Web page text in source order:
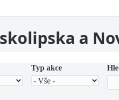
a
Typ akce